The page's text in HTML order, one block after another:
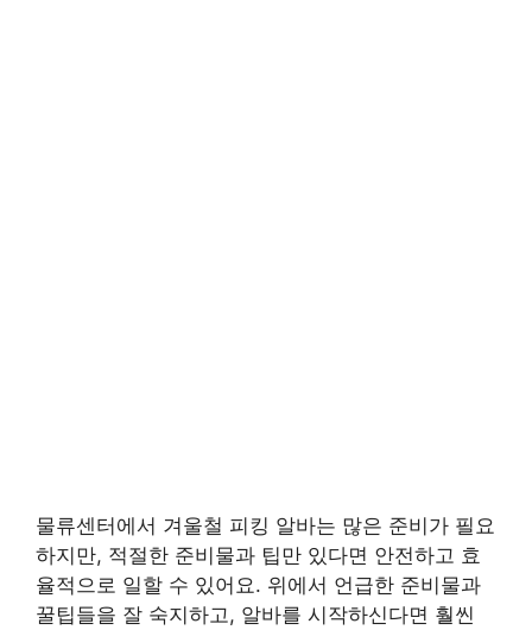
물류센터에서 겨울철 피킹 알바는 많은 준비가 필요
하지만, 적절한 준비물과 팁만 있다면 안전하고 효
율적으로 일할 수 있어요. 위에서 언급한 준비물과
꿀팁들을 잘 숙지하고, 알바를 시작하신다면 훨씬